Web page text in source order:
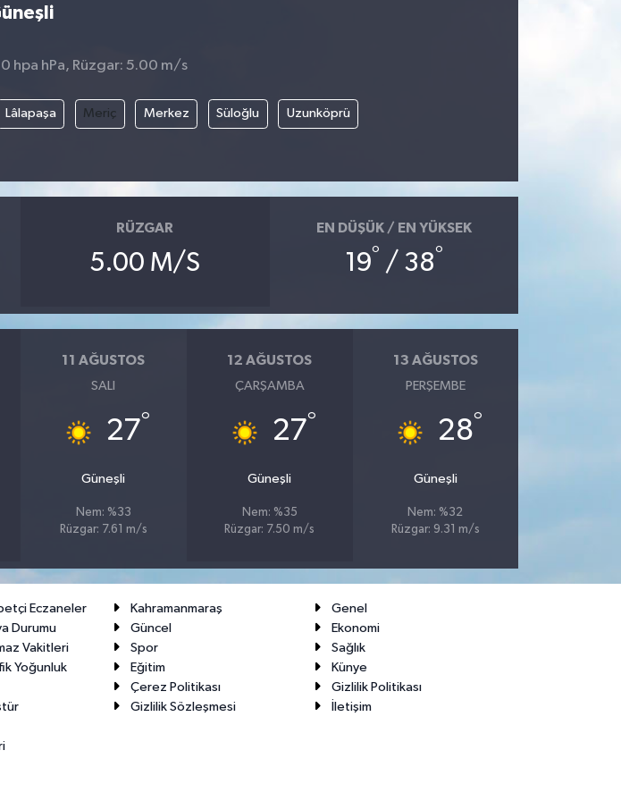
hpa hPa, Rüzgar: 5.00 m/s
Lâlapaşa Meriç Merkez Süloğlu Uzunköprü
RÜZGAR
5.00 M/S
EN DÜŞÜK / EN YÜKSEK
19° / 38°
11 AĞUSTOS
SALI
27°
Güneşli
Nem: %33
Rüzgar: 7.61 m/s
12 AĞUSTOS
ÇARŞAMBA
27°
Güneşli
Nem: %35
Rüzgar: 7.50 m/s
13 AĞUSTOS
PERŞEMBE
28°
Güneşli
Nem: %32
Rüzgar: 9.31 m/s
Eczaneler
Durumu
Vakitleri
Yoğunluk
Kahramanmaraş
Genel
Güncel
Ekonomi
Spor
Sağlık
Eğitim
Künye
Çerez Politikası
Gizlilik Politikası
Gizlilik Sözleşmesi
İletişim